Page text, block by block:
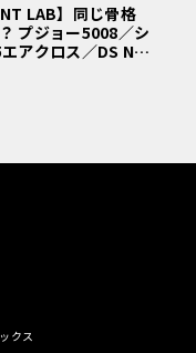
LAB】同じ骨格
プジョー5008／シ
アクロス／DS Nº4
レポート
クス